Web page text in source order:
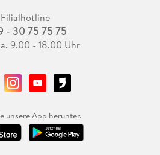
Filialhotline
- 30 75 75 75
9.00 - 18.00 Uhr
unsere App herunter.